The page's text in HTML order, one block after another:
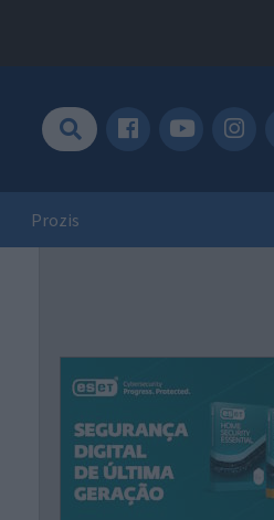
Prozis